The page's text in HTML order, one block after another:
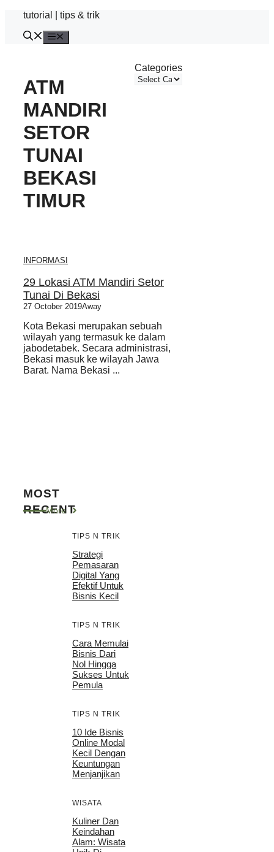
Skip
content
tutorial | tips & trik
ATM
MANDIRI
SETOR
TUNAI
BEKASI
TIMUR
Categories
INFORMASI
29 Lokasi ATM Mandiri Setor
Tunai Di Bekasi
27 October 2019Away
Kota Bekasi merupakan sebuah
wilayah yang termasuk ke dalam
jabodetabek. Secara administrasi,
Bekasi masuk ke wilayah Jawa
Barat. Nama Bekasi ...
MOST
RECENT
More
TIPS N TRIK
Strategi
Pemasaran
Digital Yang
Efektif Untuk
Bisnis Kecil
TIPS N TRIK
Cara Memulai
Bisnis Dari
Nol Hingga
Sukses Untuk
Pemula
TIPS N TRIK
10 Ide Bisnis
Online Modal
Kecil Dengan
Keuntungan
Menjanjikan
WISATA
Kuliner Dan
Keindahan
Alam: Wisata